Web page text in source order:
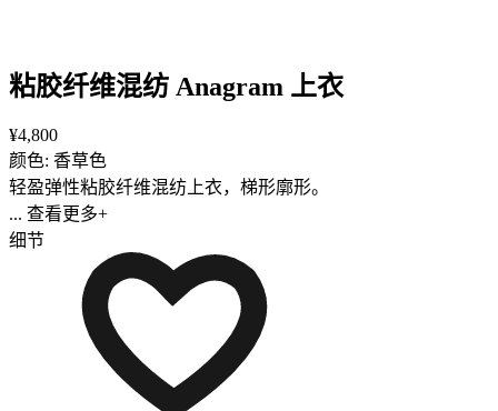
粘胶纤维混纺 Anagram 上衣
¥4,800
颜色: 香草色
轻盈弹性粘胶纤维混纺上衣，梯形廓形。
... 查看更多+
细节